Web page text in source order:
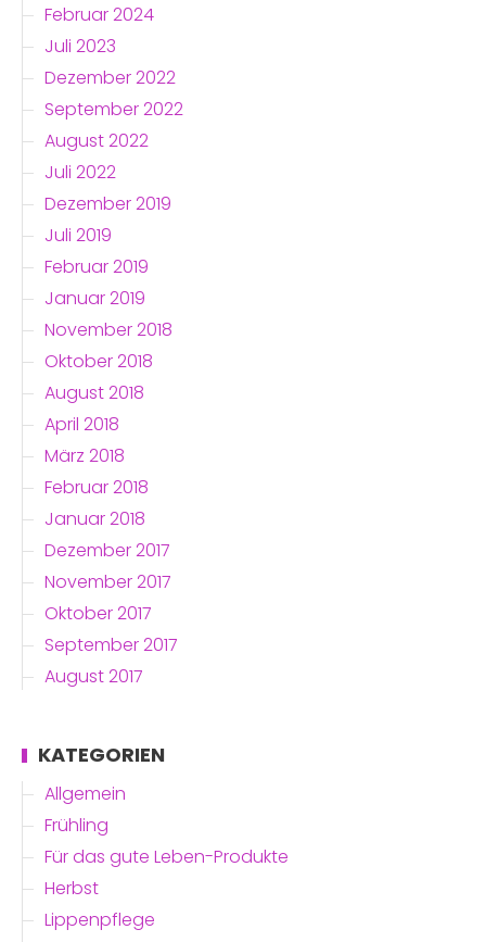
Februar 2024
Juli 2023
Dezember 2022
September 2022
August 2022
Juli 2022
Dezember 2019
Juli 2019
Februar 2019
Januar 2019
November 2018
Oktober 2018
August 2018
April 2018
März 2018
Februar 2018
Januar 2018
Dezember 2017
November 2017
Oktober 2017
September 2017
August 2017
KATEGORIEN
Allgemein
Frühling
Für das gute Leben-Produkte
Herbst
Lippenpflege